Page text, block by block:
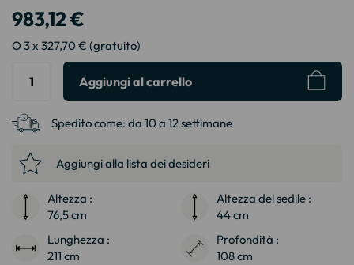
983,12 €
O 3 x 327,70 € (gratuito)
Aggiungi al carrello
Spedito come: da 10 a 12 settimane
Aggiungi alla lista dei desideri
Altezza :
76,5 cm
Altezza del sedile :
44 cm
Lunghezza :
211 cm
Profondità :
108 cm